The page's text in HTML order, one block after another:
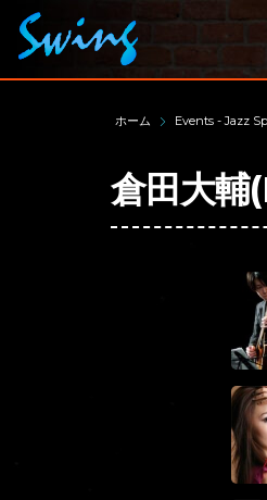
ホーム Events - Jazz
倉田大輔